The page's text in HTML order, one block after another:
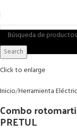
Search
Click to enlarge
Inicio Herramienta
Combo
PRETUL